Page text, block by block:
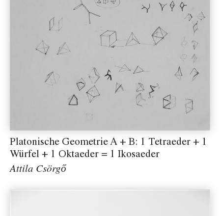
Platonische Geometrie A + B: 1 Tetraeder + 1
Würfel + 1 Oktaeder = 1 Ikosaeder
Attila Csörgő